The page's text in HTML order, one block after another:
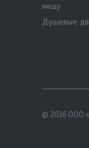
нишу
Душевые
© 2026 ООО